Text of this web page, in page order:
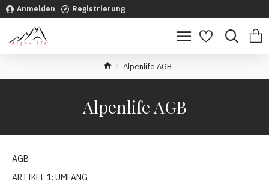
Anmelden Registrierung
Alpenlife AGB
Alpenlife AGB
AGB
ARTIKEL 1: UMFANG